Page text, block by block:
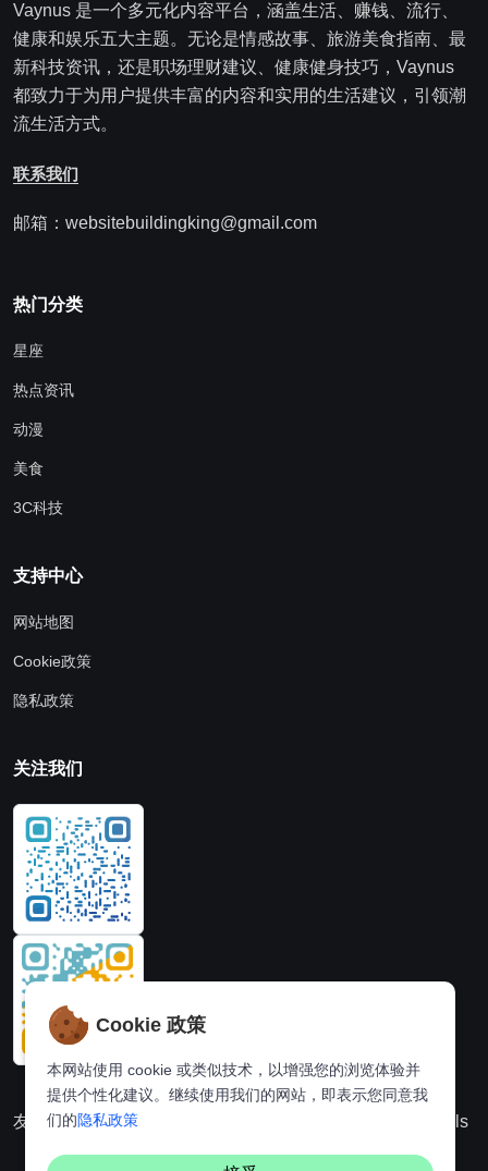
Vaynus 是一个多元化内容平台，涵盖生活、赚钱、流行、
健康和娱乐五大主题。无论是情感故事、旅游美食指南、最
新科技资讯，还是职场理财建议、健康健身技巧，Vaynus
都致力于为用户提供丰富的内容和实用的生活建议，引领潮
流生活方式。
联系我们
邮箱：websitebuildingking@gmail.com
热门分类
星座
热点资讯
动漫
美食
3C科技
支持中心
网站地图
Cookie政策
隐私政策
关注我们
友情链接：动漫派 Hi,online tools
Cookie 政策
本网站使用 cookie 或类似技术，以增强您的浏览体验并
提供个性化建议。继续使用我们的网站，即表示您同意我
们的隐私政策